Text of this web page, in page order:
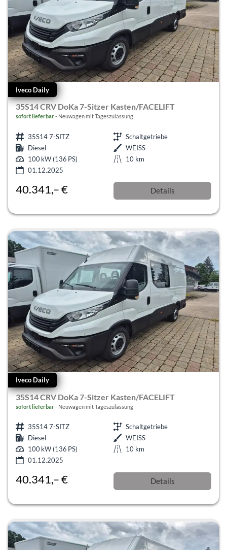
Iveco Daily
35S14 CRV DoKa 7-Sitzer Kasten/FACELIFT
sofort lieferbar Neuwagen mit Tageszulassung
35S14 7-SITZ
Schaltgetriebe
Diesel
WEISS
100 kW (136 PS)
10 km
01.12.2025
40.341,– € Details
Iveco Daily
35S14 CRV DoKa 7-Sitzer Kasten/FACELIFT
sofort lieferbar Neuwagen mit Tageszulassung
35S14 7-SITZ
Schaltgetriebe
Diesel
WEISS
100 kW (136 PS)
10 km
01.12.2025
40.341,– € Details